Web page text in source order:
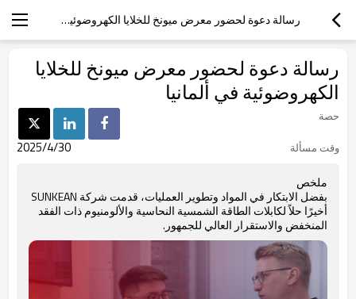
رسالة دعوة لحضور معرض ميونخ للخلايا الكهروضوئية في ألمانيا
رسالة دعوة لحضور معرض ميونخ للخلايا
الكهروضوئية في ألمانيا
حصة
وقت مسألة
2025/4/30
ملخص
بفضل الابتكار في المواد وتطوير العمليات، قدمت شركة SUNKEAN
أخيرًا حلاً لكابلات الطاقة الشمسية النحاسية والألومنيوم ذات الفقد
المنخفض والاستقرار العالي للجمهور.